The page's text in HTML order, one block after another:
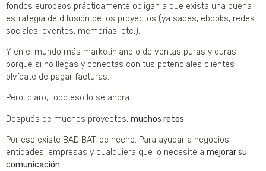
fondos europeos prácticamente obligan a que exista una buena
estrategia de difusión de los proyectos (ya sabes, ebooks, redes
sociales, eventos, memorias, etc.).
Y en el mundo más marketiniano o de ventas puras y duras
porque si no llegas y conectas con tus potenciales clientes
olvídate de pagar facturas.
Pero, claro, todo eso lo sé ahora.
Después de muchos proyectos, muchos retos.
Por eso existe BAD BAT, de hecho. Para ayudar a negocios,
entidades, empresas y cualquiera que lo necesite a mejorar su
comunicación.